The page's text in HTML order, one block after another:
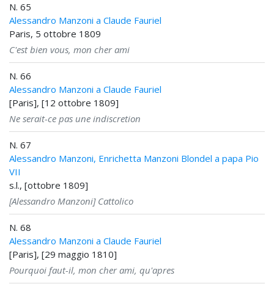
N. 65
Alessandro Manzoni a Claude Fauriel
Paris, 5 ottobre 1809
C'est bien vous, mon cher ami
N. 66
Alessandro Manzoni a Claude Fauriel
[Paris], [12 ottobre 1809]
Ne serait-ce pas une indiscretion
N. 67
Alessandro Manzoni, Enrichetta Manzoni Blondel a papa Pio
VII
s.l., [ottobre 1809]
[Alessandro Manzoni] Cattolico
N. 68
Alessandro Manzoni a Claude Fauriel
[Paris], [29 maggio 1810]
Pourquoi faut-il, mon cher ami, qu'apres